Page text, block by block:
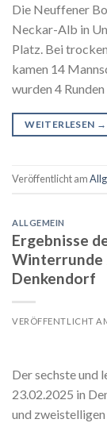
Die Neuffener
Neckar-Alb in
Platz. Bei
kamen 14
wurden 4
WEITERLESEN →
Veröffentlicht am
ALLGEMEIN
Ergebnisse
Winterrunde
Denkendorf
VERÖFFENTLICHT
Der sechste und
23.02.2025 in
und